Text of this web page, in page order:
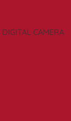
CAMERA